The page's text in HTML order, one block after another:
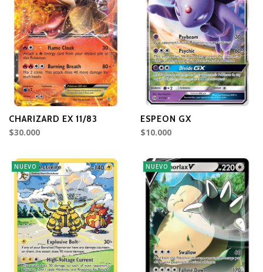
CHARIZARD EX 11/83
$30.000
ESPEON GX
$10.000
NUEVO NUEVO